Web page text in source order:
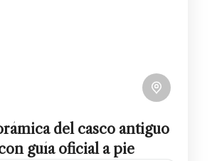
del casco antiguo
guía oficial a pie